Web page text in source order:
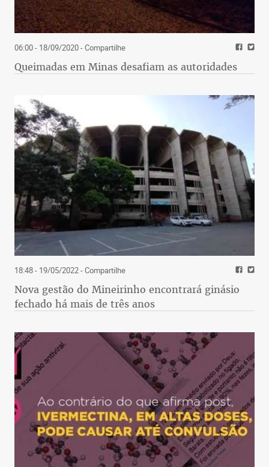
06:00 - 18/09/2020- Compartilhe
Queimadas em Minas desafiam as autoridades
18:48 - 19/05/2022- Compartilhe
Nova gestão do Mineirinho encontrará ginásio
fechado há mais de três anos